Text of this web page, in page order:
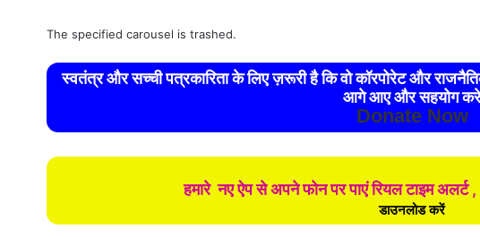
The specified carousel is trashed.
स्वतंत्र और सच्ची पत्रकारिता के लिए ज़रूरी है कि वो कॉरपोरेट और
आगे आए और सहयोग करे
Donate Now
हमारे नए ऐप से अपने फोन पर पाएं रियल टाइम
डाउनलोड करें